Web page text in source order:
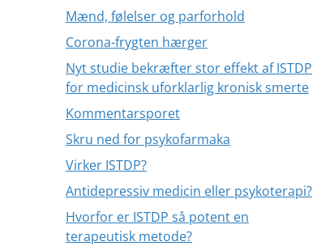
Mænd, følelser og parforhold
Corona-frygten hærger
Nyt studie bekræfter stor effekt af ISTDP
for medicinsk uforklarlig kronisk smerte
Kommentarsporet
Skru ned for psykofarmaka
Virker ISTDP?
Antidepressiv medicin eller psykoterapi?
Hvorfor er ISTDP så potent en
terapeutisk metode?